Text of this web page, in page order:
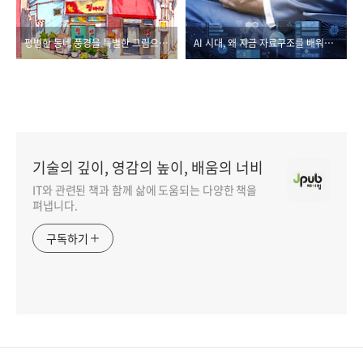
평범한 동네 풍경을 특별한 그림으로 담다 AI 시대, 왜 지금 자료구조를 배워야 할까?
기술의 깊이, 영감의 높이, 배움의 너비
IT와 관련된 책과 함께 삶에 도움되는 다양한 책을
펴냅니다.
구독하기